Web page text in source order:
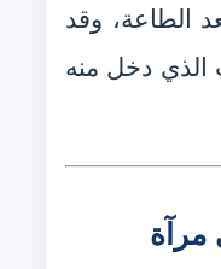
الطاعة، وقد
الذي دخل منه
مرآة